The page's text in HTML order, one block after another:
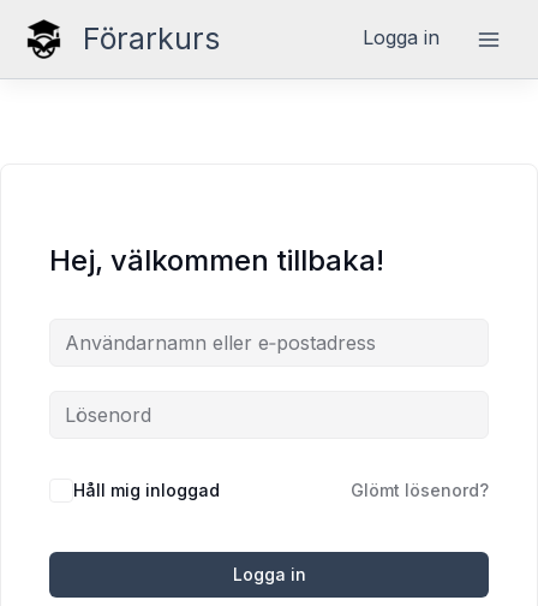
Hoppa
Förarkurs Logga in
Hej, välkommen tillbaka!
Håll mig inloggad Glömt lösenord?
Logga in